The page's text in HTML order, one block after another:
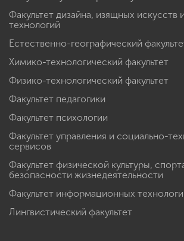
Факультет гуманитарных наук
технологий
Естественно-географический факультет
Химико-технологический факультет
Физико-технологический факультет
Факультет педагогики
Факультет психологии
сервисов
безопасности жизнедеятельности
Факультет информационных технологий